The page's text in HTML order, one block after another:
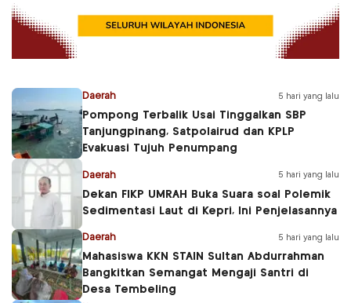
Daerah 5 hari yang lalu
Pompong Terbalik Usai Tinggalkan SBP
Tanjungpinang, Satpolairud dan KPLP
Evakuasi Tujuh Penumpang
Daerah 5 hari yang lalu
Dekan FIKP UMRAH Buka Suara soal Polemik
Sedimentasi Laut di Kepri, Ini Penjelasannya
Daerah 5 hari yang lalu
Mahasiswa KKN STAIN Sultan Abdurrahman
Bangkitkan Semangat Mengaji Santri di
Desa Tembeling